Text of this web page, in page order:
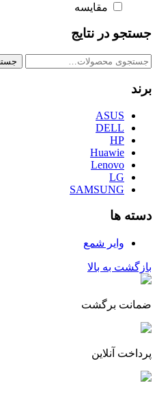
مقایسه
جستجو در نتایج
جستجو
برند
ASUS
DELL
HP
Huawie
Lenovo
LG
SAMSUNG
دسته ها
وایر شمع
بازگشت به بالا
ضمانت برگشت
پرداخت آنلاین